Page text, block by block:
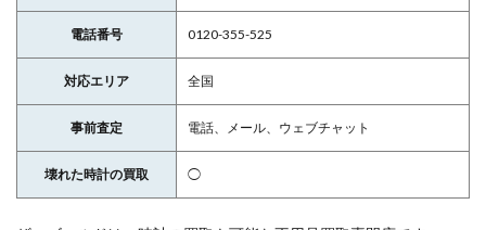
電話番号 0120-355-525
対応エリア 全国
事前査定 電話、メール、ウェブチャット
壊れた時計の買取 ◯